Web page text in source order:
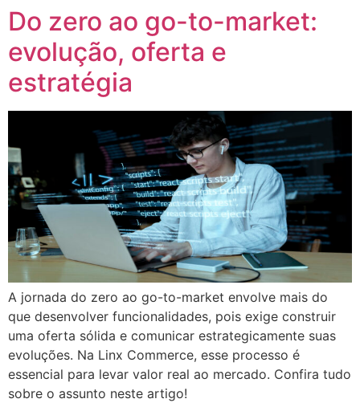
Do zero ao go-to-market:
evolução, oferta e
estratégia
A jornada do zero ao go-to-market envolve mais do
que desenvolver funcionalidades, pois exige construir
uma oferta sólida e comunicar estrategicamente suas
evoluções. Na Linx Commerce, esse processo é
essencial para levar valor real ao mercado. Confira tudo
sobre o assunto neste artigo!